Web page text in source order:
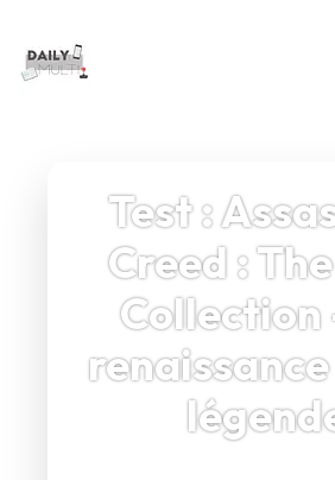
contenu
Test :
Creed :
Collection
renaissance